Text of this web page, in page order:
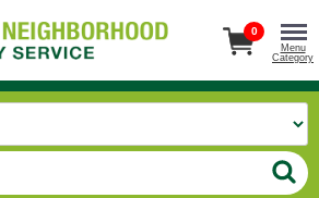
0
Menu
Category